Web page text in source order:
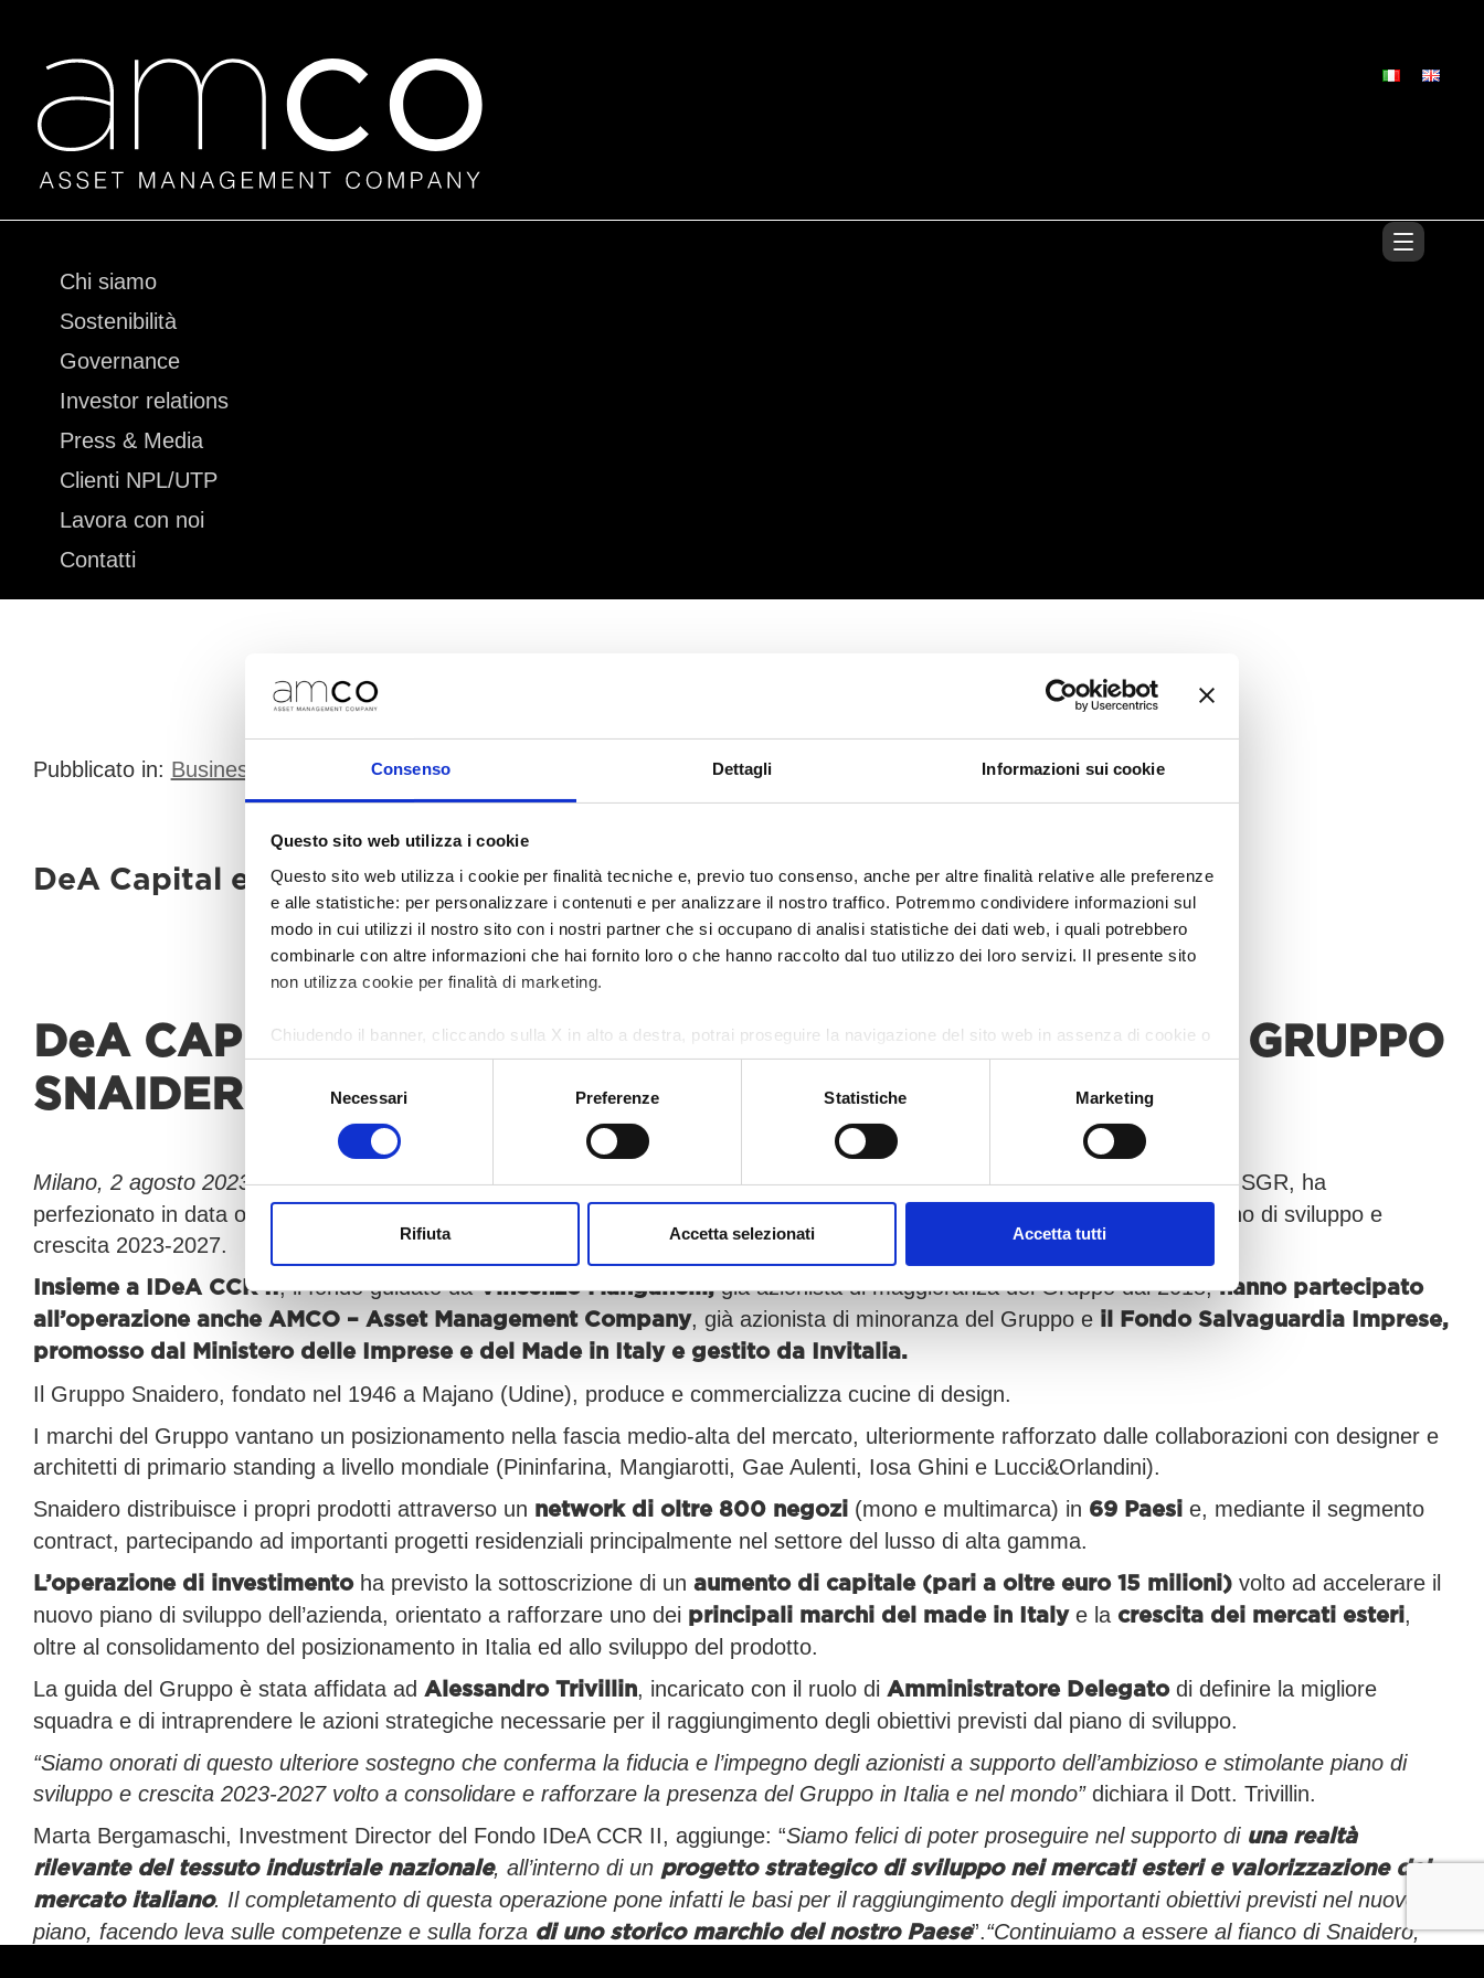
Consenso Dettagli Informazioni sui cookie
Questo sito web utilizza i cookie
Questo sito web utilizza i cookie per finalità tecniche e, previo tuo consenso, anche per altre finalità relative alle preferenze
e alle statistiche: per personalizzare i contenuti e per analizzare il nostro traffico. Potremmo condividere informazioni sul
modo in cui utilizzi il nostro sito con i nostri partner che si occupano di analisi statistiche dei dati web, i quali potrebbero
combinarle con altre informazioni che hai fornito loro o che hanno raccolto dal tuo utilizzo dei loro servizi. Il presente sito
non utilizza cookie per finalità di marketing.
Chiudendo il banner, cliccando sulla X in alto a destra, potrai proseguire la navigazione del sito web in assenza di cookie o
altri strumenti di tracciamento diversi da quelli tecnici.
Necessari Preferenze Statistiche Marketing
Rifiuta Accetta selezionati Accetta tutti
contenuto
Chi siamo
Sostenibilità
Governance
Investor relations
Press & Media
Clienti NPL/UTP
Lavora con noi
Contatti
Pubblicato in: Business Comunicati stampa
DeA Capital e AMCO: accordo di investimento nel Gruppo Snaidero
DeA CAPITAL ALTERNATIVE FUNDS SGR INVESTE IN GRUPPO
SNAIDERO INSIEME AD AMCO
Milano, 2 agosto 2023. IDeA Corporate Credit Recovery II(“IDeA CCR II”), gestito da DeA Capital Alternative Funds SGR, ha
perfezionato in data odierna un accordo di investimento nel Gruppo Snaidero confermando il proprio supporto al nuovo piano di sviluppo e
crescita 2023-2027.
Insieme a IDeA CCR II, il fondo guidato daVincenzo Manganelli,già azionista di maggioranza del Gruppo dal 2018,hanno partecipato
all’operazione anche AMCO – Asset Management Company, già azionista di minoranza del Gruppo e il Fondo Salvaguardia Imprese,
promosso dal Ministero delle Imprese e del Made in Italy e gestito da Invitalia.
Il Gruppo Snaidero, fondato nel 1946 a Majano (Udine), produce e commercializza cucine di design.
I marchi del Gruppo vantano un posizionamento nella fascia medio-alta del mercato, ulteriormente rafforzato dalle collaborazioni con designer e
architetti di primario standing a livello mondiale (Pininfarina, Mangiarotti, Gae Aulenti, Iosa Ghini e Lucci&Orlandini).
Snaidero distribuisce i propri prodotti attraverso un network di oltre 800 negozi(mono e multimarca) in 69 Paesie, mediante il segmento
contract, partecipando ad importanti progetti residenziali principalmente nel settore del lusso di alta gamma.
L’operazione di investimentoha previsto la sottoscrizione di un aumento di capitale (pari a oltre euro 15 milioni)volto ad accelerare il
nuovo piano di sviluppo dell’azienda, orientato a rafforzare uno dei principali marchi del made in Italye la crescita dei mercati esteri,
oltre al consolidamento del posizionamento in Italia ed allo sviluppo del prodotto.
La guida del Gruppo è stata affidata ad Alessandro Trivillin, incaricato con il ruolo di Amministratore Delegatodi definire la migliore
squadra e di intraprendere le azioni strategiche necessarie per il raggiungimento degli obiettivi previsti dal piano di sviluppo.
“Siamo onorati di questo ulteriore sostegno che conferma la fiducia e l’impegno degli azionisti a supporto dell’ambizioso e stimolante piano di
sviluppo e crescita 2023-2027 volto a consolidare e rafforzare la presenza del Gruppo in Italia e nel mondo” dichiara il Dott. Trivillin.
Marta Bergamaschi, Investment Director del Fondo IDeA CCR II, aggiunge: “Siamo felici di poter proseguire nel supporto di una realtà
rilevante del tessuto industriale nazionale, all’interno di un progetto strategico di sviluppo nei mercati esteri e valorizzazione del
mercato italiano. Il completamento di questa operazione pone infatti le basi per il raggiungimento degli importanti obiettivi previsti nel nuovo
piano, facendo leva sulle competenze e sulla forzadi uno storico marchio del nostro Paese”.“Continuiamo a essere al fianco di Snaidero,